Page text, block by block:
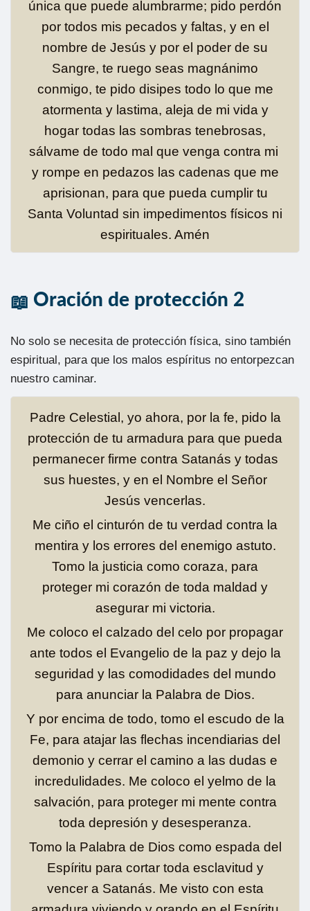
única que puede alumbrarme; pido perdón
por todos mis pecados y faltas, y en el
nombre de Jesús y por el poder de su
Sangre, te ruego seas magnánimo
conmigo, te pido disipes todo lo que me
atormenta y lastima, aleja de mi vida y
hogar todas las sombras tenebrosas,
sálvame de todo mal que venga contra mi
y rompe en pedazos las cadenas que me
aprisionan, para que pueda cumplir tu
Santa Voluntad sin impedimentos físicos ni
espirituales. Amén
Oración de protección 2
No solo se necesita de protección física, sino también
espiritual, para que los malos espíritus no entorpezcan
nuestro caminar.
Padre Celestial, yo ahora, por la fe, pido la
protección de tu armadura para que pueda
permanecer firme contra Satanás y todas
sus huestes, y en el Nombre el Señor
Jesús vencerlas.
Me ciño el cinturón de tu verdad contra la
mentira y los errores del enemigo astuto.
Tomo la justicia como coraza, para
proteger mi corazón de toda maldad y
asegurar mi victoria.
Me coloco el calzado del celo por propagar
ante todos el Evangelio de la paz y dejo la
seguridad y las comodidades del mundo
para anunciar la Palabra de Dios.
Y por encima de todo, tomo el escudo de la
Fe, para atajar las flechas incendiarias del
demonio y cerrar el camino a las dudas e
incredulidades. Me coloco el yelmo de la
salvación, para proteger mi mente contra
toda depresión y desesperanza.
Tomo la Palabra de Dios como espada del
Espíritu para cortar toda esclavitud y
vencer a Satanás. Me visto con esta